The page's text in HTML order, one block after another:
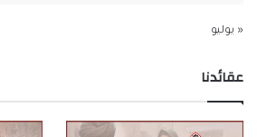
« يوليو
عقائدنا